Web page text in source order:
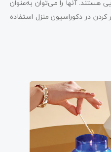
هستند. آنها را می‌توان به‌عنوان
کردن در دکوراسیون منزل استفاده